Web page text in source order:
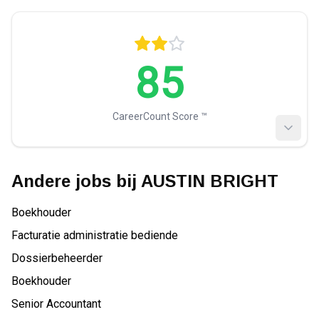
85
CareerCount Score ™️
Andere jobs bij AUSTIN BRIGHT
Boekhouder
Facturatie administratie bediende
Dossierbeheerder
Boekhouder
Senior Accountant